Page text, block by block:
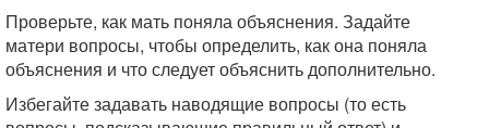
Проверьте, как мать поняла объяснения. Задайте
матери вопросы, чтобы определить, как она поняла
объяснения и что следует объяснить дополнительно.
Избегайте задавать наводящие вопросы (то есть